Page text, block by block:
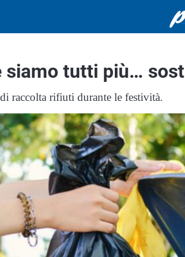
siamo tutti più…
raccolta rifiuti durante le festività.